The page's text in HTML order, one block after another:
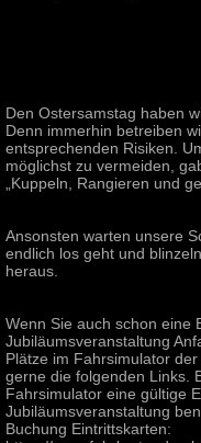
Den Ostersamstag haben
Denn immerhin betreiben
entsprechenden Risiken.
möglichst zu vermeiden,
„Kuppeln, Rangieren und
Ansonsten warten unsere
endlich los geht und
heraus.
Wenn Sie auch schon eine
Jubiläumsveranstaltung
Plätze im Fahrsimulator
gerne die folgenden Links.
Fahrsimulator eine gültige
Jubiläumsveranstaltung
Buchung Eintrittskarten: